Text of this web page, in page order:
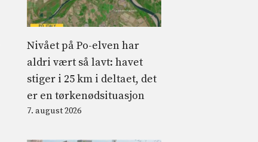
Nivået på Po-elven har
aldri vært så lavt: havet
stiger i 25 km i deltaet, det
er en tørkenødsituasjon
7. august 2026